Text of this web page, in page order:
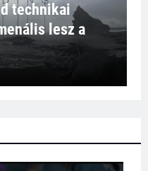
technikai
lesz a